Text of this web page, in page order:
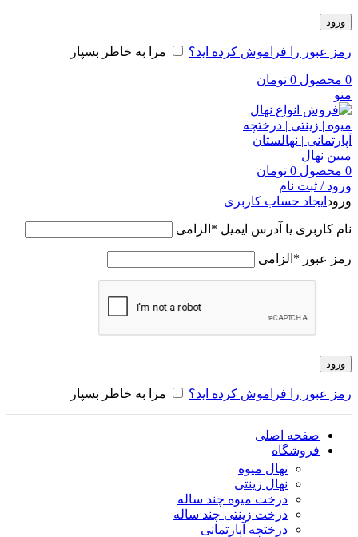
ورود
رمز عبور را فراموش کرده اید؟ مرا به خاطر بسپار
0 محصول 0 تومان
منو
0 محصول 0 تومان
ورود / ثبت نام
ورود ایجاد حساب کاربری
نام کاربری یا آدرس ایمیل * الزامی
رمز عبور * الزامی
ورود
رمز عبور را فراموش کرده اید؟ مرا به خاطر بسپار
صفحه اصلی
فروشگاه
نهال میوه
نهال زینتی
درخت میوه چند ساله
درخت زینتی چند ساله
درختچه آپارتمانی